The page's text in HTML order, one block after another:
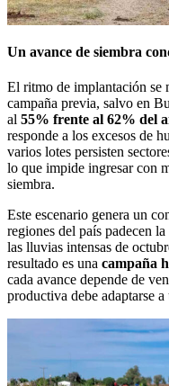
Un avance de siembra
El ritmo de implantación se
campaña previa, salvo en
al 55% frente al 62% del
responde a los excesos de
varios lotes persisten
lo que impide ingresar con
siembra.
Este escenario genera un
regiones del país padecen
las lluvias intensas de
resultado es una campaña
cada avance depende de
productiva debe adaptarse